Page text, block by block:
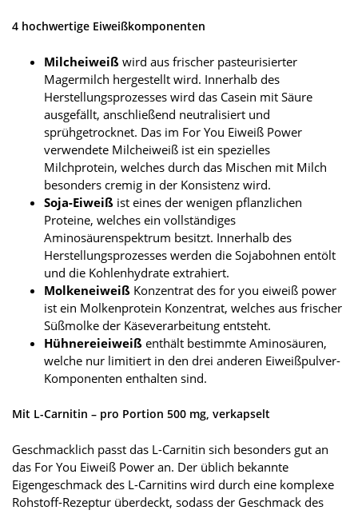
4 hochwertige Eiweißkomponenten
Milcheiweiß wird aus frischer pasteurisierter
Magermilch hergestellt wird. Innerhalb des
Herstellungsprozesses wird das Casein mit Säure
ausgefällt, anschließend neutralisiert und
sprühgetrocknet. Das im For You Eiweiß Power
verwendete Milcheiweiß ist ein spezielles
Milchprotein, welches durch das Mischen mit Milch
besonders cremig in der Konsistenz wird.
Soja-Eiweiß ist eines der wenigen pflanzlichen
Proteine, welches ein vollständiges
Aminosäurenspektrum besitzt. Innerhalb des
Herstellungsprozesses werden die Sojabohnen entölt
und die Kohlenhydrate extrahiert.
Molkeneiweiß Konzentrat des for you eiweiß power
ist ein Molkenprotein Konzentrat, welches aus frischer
Süßmolke der Käseverarbeitung entsteht.
Hühnereieiweiß enthält bestimmte Aminosäuren,
welche nur limitiert in den drei anderen Eiweißpulver-
Komponenten enthalten sind.
Mit L-Carnitin – pro Portion 500 mg, verkapselt
Geschmacklich passt das L-Carnitin sich besonders gut an
das For You Eiweiß Power an. Der üblich bekannte
Eigengeschmack des L-Carnitins wird durch eine komplexe
Rohstoff-Rezeptur überdeckt, sodass der Geschmack des